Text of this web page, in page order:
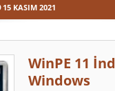
15 KASIM 2021
WinPE 11
Windows